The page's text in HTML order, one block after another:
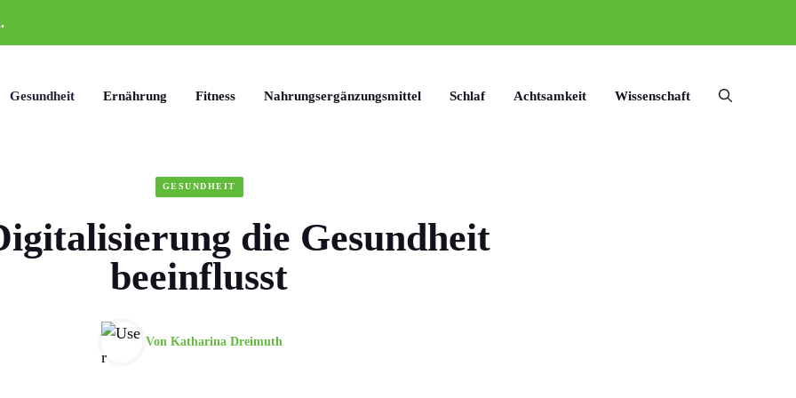
Gesundheit Ernährung Fitness Nahrungsergänzungsmittel Schlaf Achtsamkeit Wissenschaft
GESUNDHEIT
die Gesundheit
beeinflusst
Von Katharina Dreimuth